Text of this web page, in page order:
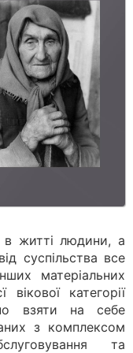
в житті людини, а
суспільства все
матеріальних
вікової категорії
взяти на себе
з комплексом
та